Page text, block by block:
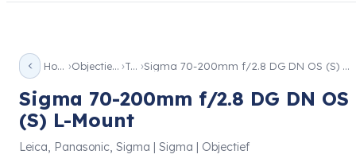
Home Objectieven Tele Sigma 70-200mm f/2.8 DG DN OS (S) L-Mount
Sigma 70-200mm f/2.8 DG DN OS
(S) L-Mount
Leica, Panasonic, Sigma | Sigma | Objectief